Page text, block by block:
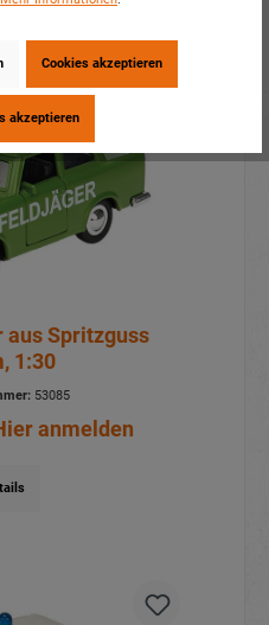
aus Spritzguss
1:30
53085
anmelden
Cookies akzeptieren
akzeptieren